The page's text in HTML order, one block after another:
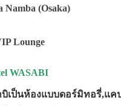
Namba (Osaka)
Lounge
WASABI
บิเป็นห้องแบบดอร์มิทอรี่,แค